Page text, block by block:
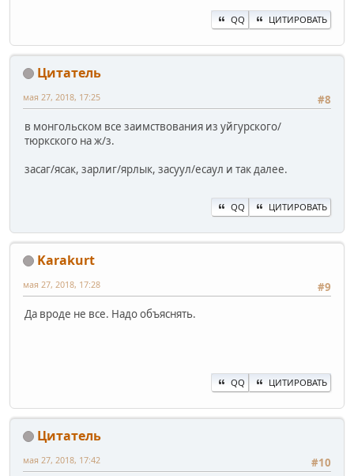
QQ ЦИТИРОВАТЬ
Цитатель
#8
мая 27, 2018, 17:25
в монгольском все заимствования из уйгурского/
тюркского на ж/з.
засаг/ясак, зарлиг/ярлык, засуул/есаул и так далее.
QQ ЦИТИРОВАТЬ
Karakurt
#9
мая 27, 2018, 17:28
Да вроде не все. Надо объяснять.
QQ ЦИТИРОВАТЬ
Цитатель
#10
мая 27, 2018, 17:42